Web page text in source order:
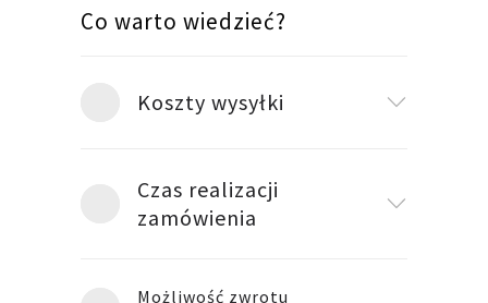
Co warto wiedzieć?
Koszty wysyłki
Czas realizacji
zamówienia
Możliwość zwrotu